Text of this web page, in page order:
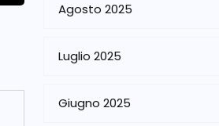
Agosto 2025
Luglio 2025
Giugno 2025